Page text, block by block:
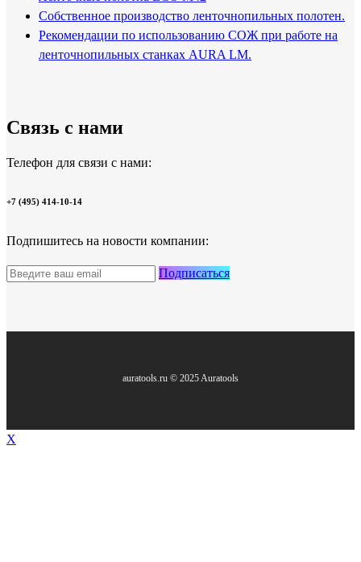
Собственное производство ленточнопильных полотен.
Рекомендации по использованию СОЖ при работе на
ленточнопильных станках AURA LM.
Связь с нами
Телефон для связи с нами:
+7 (495) 414-10-14
Подпишитесь на новости компании:
Подписаться
auratools.ru © 2025 Auratools
X